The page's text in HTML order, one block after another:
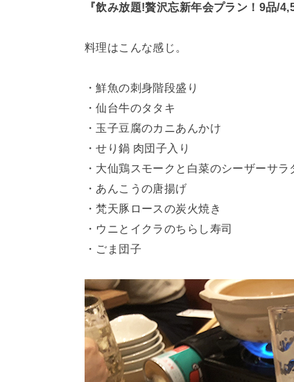
『飲み放題!贅沢忘新年会プラン！9品/
料理はこんな感じ。
・鮮魚の刺身階段盛り
・仙台牛のタタキ
・玉子豆腐のカニあんかけ
・せり鍋 肉団子入り
・大仙鶏スモークと白菜のシーザーサラ
・あんこうの唐揚げ
・梵天豚ロースの炭火焼き
・ウニとイクラのちらし寿司
・ごま団子